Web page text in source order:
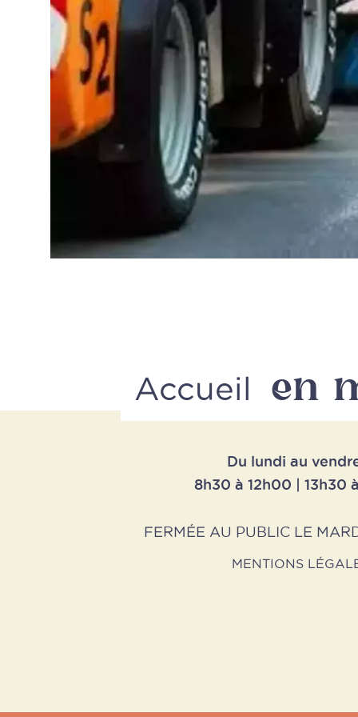
Accueil en
Du lundi au
8h30 à 12h00 | 13h30
FERMÉE AU PUBLIC LE
MENTIONS